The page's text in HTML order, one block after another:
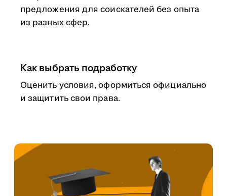
предложения для соискателей без опыта
из разных сфер.
Как выбрать подработку
Оценить условия, оформиться официально
и защитить свои права.